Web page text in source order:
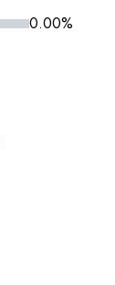
0.00%